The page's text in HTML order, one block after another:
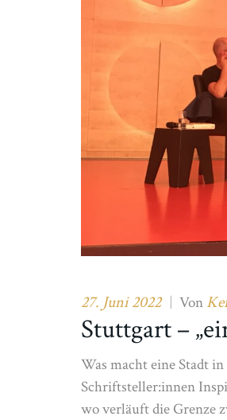
27. Juni 2022 | Von
Stuttgart –
Was macht eine Stadt
Schriftsteller:innen
wo verläuft die Grenze